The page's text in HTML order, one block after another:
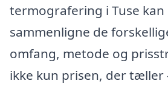
termografering i Tuse kan
sammenligne de
omfang, metode og
ikke kun prisen, der tæller